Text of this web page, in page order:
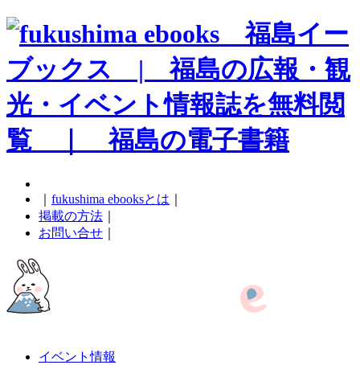
fukushima ebooksとは
掲載の方法
お問い合せ
イベント情報